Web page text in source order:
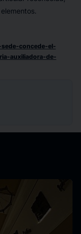
concede-el-
auxiliadora-de-